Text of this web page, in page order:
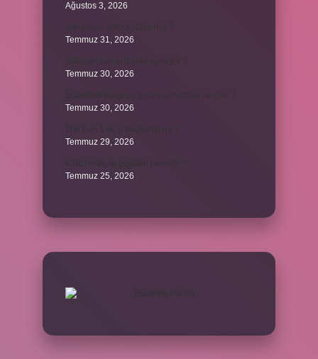
Ağustos 3, 2026
Temmuz 31, 2026
Temmuz 30, 2026
Temmuz 30, 2026
Temmuz 29, 2026
Temmuz 25, 2026